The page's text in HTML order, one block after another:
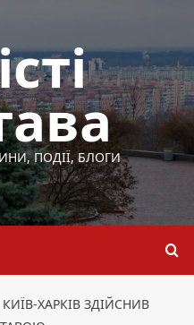
ПОДІЇ, БЛОГИ
ХАРКІВ ЗДІЙСНИВ